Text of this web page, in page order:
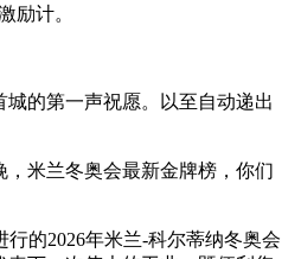
励计。
的第一声祝愿。以至自动递出
米兰冬奥会最新金牌榜，你们
的2026年米兰-科尔蒂纳冬奥会